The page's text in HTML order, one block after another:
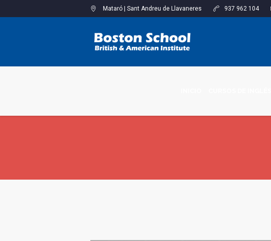
Mataró Sant Andreu de Llavaneres 937 962 104